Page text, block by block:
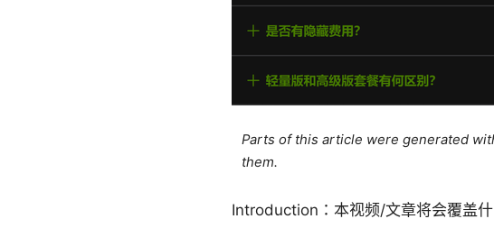
Parts of this article were generated
them.
Introduction：本视频/文章将会覆盖